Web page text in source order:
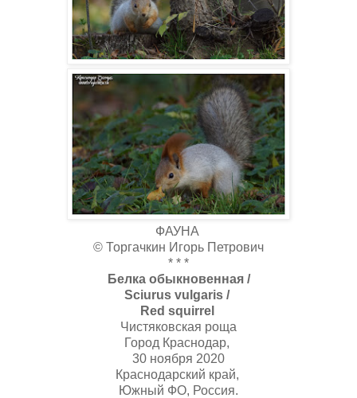
ФАУНА
© Торгачкин Игорь Петрович
* * *
Белка обыкновенная /
Sciurus vulgaris /
Red squirrel
Чистяковская роща
Город Краснодар,
30 ноября 2020
Краснодарский край,
Южный ФО, Россия.